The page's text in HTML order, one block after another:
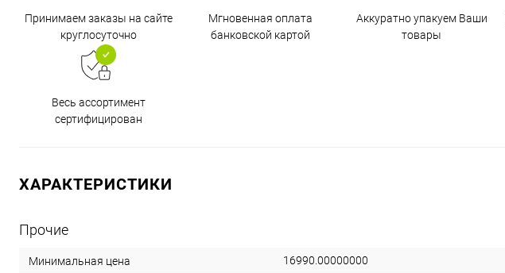
Принимаем заказы на сайте
круглосуточно
Мгновенная оплата
банковской картой
Аккуратно упакуем Ваши
товары
Весь ассортимент
сертифицирован
ХАРАКТЕРИСТИКИ
Прочие
Минимальная цена 16990.00000000